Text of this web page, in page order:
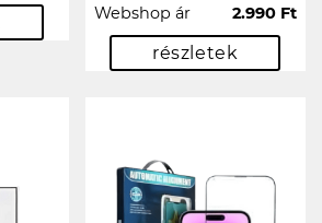
Webshop ár 2.990 Ft
részletek